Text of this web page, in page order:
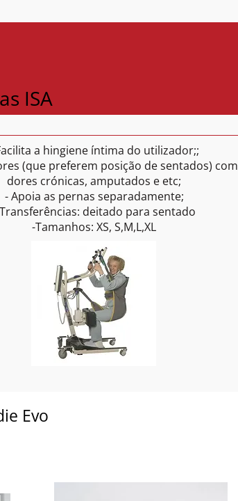
ISA
a hingiene íntima do utilizador;;
(que preferem posição de sentados) com
dores crónicas, amputados e etc;
- Apoia as pernas separadamente;
deitado para sentado
-Tamanhos: XS, S,M,L,XL
Evo